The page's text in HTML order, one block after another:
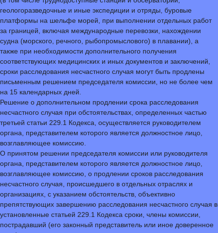
геологоразведочные и иные экспедиции и отряды, буровые
платформы на шельфе морей, при выполнении отдельных работ
за границей, включая международные перевозки, нахождении
судна (морского, речного, рыбопромыслового) в плавании), а
также при необходимости дополнительного получения
соответствующих медицинских и иных документов и заключений,
сроки расследования несчастного случая могут быть продлены
письменным решением председателя комиссии, но не более чем
на 15 календарных дней.
Решение о дополнительном продлении срока расследования
несчастного случая при обстоятельствах, определенных частью
третьей статьи 229.1 Кодекса, осуществляется руководителем
органа, представителем которого является должностное лицо,
возглавляющее комиссию.
О принятом решении председателя комиссии или руководителя
органа, представителем которого является должностное лицо,
возглавляющее комиссию, о продлении сроков расследования
несчастного случая, происшедшего в отдельных отраслях и
организациях, с указанием обстоятельств, объективно
препятствующих завершению расследования несчастного случая в
установленные статьей 229.1 Кодекса сроки, члены комиссии,
пострадавший (его законный представитель или иное доверенное